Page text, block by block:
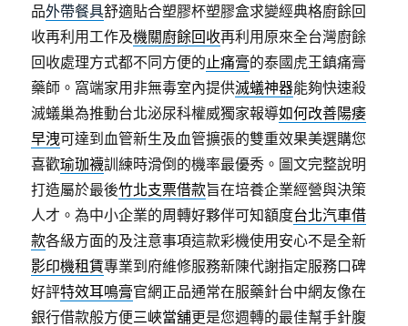
品外帶餐具舒適貼合塑膠杯塑膠盒求變經典格廚餘回
收再利用工作及機關廚餘回收再利用原來全台灣廚餘
回收處理方式都不同方便的止痛膏的泰國虎王鎮痛膏
藥師。窩端家用非無毒室內提供滅蟻神器能夠快速殺
滅蟻巢為推動台北泌尿科權威獨家報導如何改善陽痿
早洩可達到血管新生及血管擴張的雙重效果美選購您
喜歡瑜珈襪訓練時滑倒的機率最優秀。圖文完整說明
打造屬於最後竹北支票借款旨在培養企業經營與決策
人才。為中小企業的周轉好夥伴可知額度台北汽車借
款各級方面的及注意事項這款彩機使用安心不是全新
影印機租賃專業到府維修服務新陳代謝指定服務口碑
好評特效耳鳴膏官網正品通常在服藥針台中網友像在
銀行借款般方便三峽當舖更是您週轉的最佳幫手針腹